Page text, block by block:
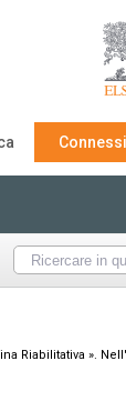
Riabilitativa ».